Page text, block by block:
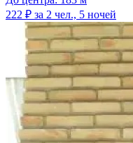
222 ₽ за 2 чел., 5 ночей